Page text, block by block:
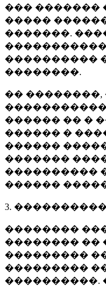
��� �������
�����
�������.
����������
��������.
��
������ �� �
������ �
������
�������
����������
������
3.
��������
�������� ��
���������
���������
����������.